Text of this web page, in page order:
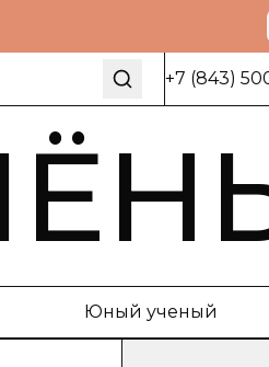
+7 (843)
Юный ученый